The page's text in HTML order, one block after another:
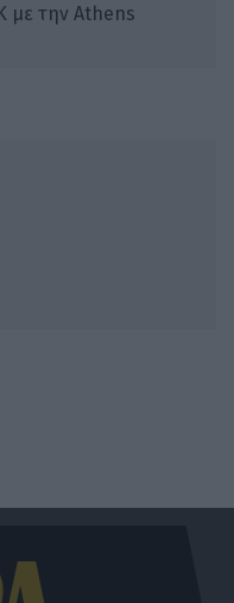
με την Athens